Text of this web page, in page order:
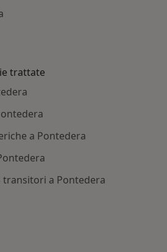
trattate
a Pontedera
transitori a Pontedera